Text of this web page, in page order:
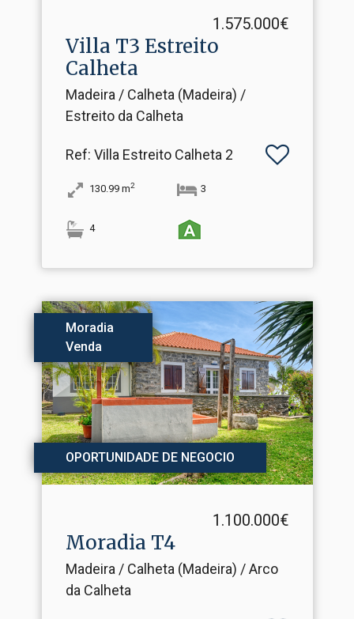
1.575.000€
Villa T3 Estreito
Calheta
Madeira / Calheta (Madeira) /
Estreito da Calheta
Ref: Villa Estreito Calheta 2
130.99 m2 3
4
Moradia
Venda
OPORTUNIDADE DE NEGOCIO
1.100.000€
Moradia T4
Madeira / Calheta (Madeira) / Arco
da Calheta